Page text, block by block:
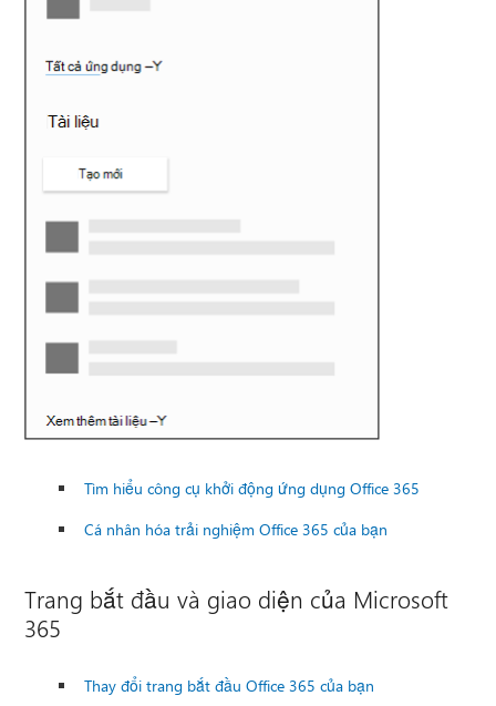
Tìm hiểu công cụ khởi động ứng dụng Office 365
Cá nhân hóa trải nghiệm Office 365 của bạn
Trang bắt đầu và giao diện của Microsoft
365
Thay đổi trang bắt đầu Office 365 của bạn